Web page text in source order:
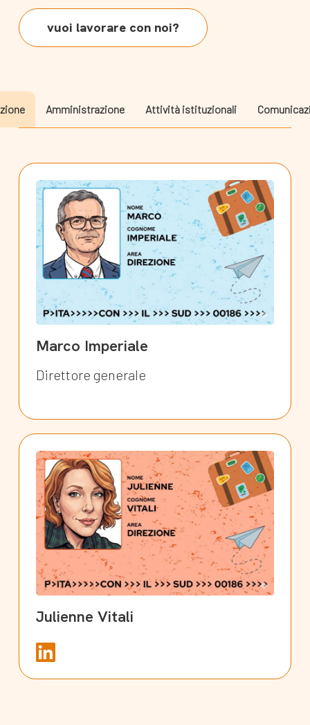
vuoi lavorare con noi?
Amministrazione Attività istituzionali
Marco Imperiale
Direttore generale
Julienne Vitali